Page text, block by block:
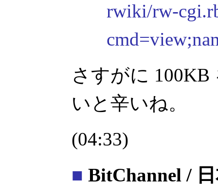
rwiki/rw-
さすがに
いと辛いね。
(04:33)
■ BitChannel /